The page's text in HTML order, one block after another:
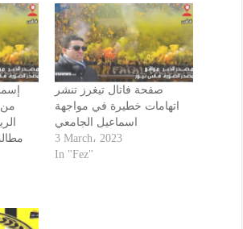
من
صفحة فاتال تيغرز تنشر
اتهامات خطيرة في مواجهة
اسماعيل الجامعي
3 March، 2023
In "Fez"